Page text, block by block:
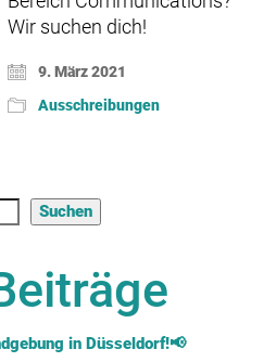
Wir suchen dich!
9. März 2021
Ausschreibungen
Suchen
in Düsseldorf!📢